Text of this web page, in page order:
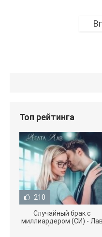
Топ рейтинга
210
Случайный брак с
миллиардером (СИ) - Лав
Агата (полная версия